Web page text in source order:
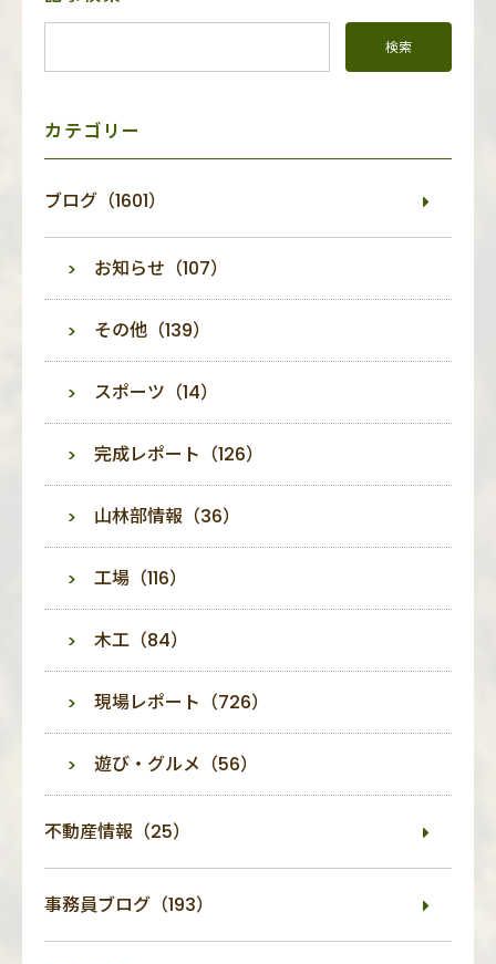
ニ
カテゴリー
ブログ（1601）
お知らせ（107）
その他（139）
スポーツ（14）
完成レポート（126）
山林部情報（36）
工場（116）
木工（84）
現場レポート（726）
遊び・グルメ（56）
不動産情報（25）
事務員ブログ（193）